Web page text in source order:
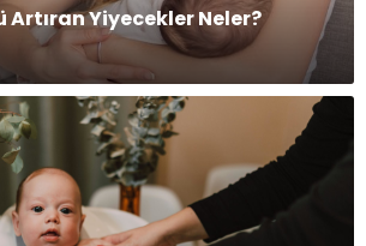
Artıran Yiyecekler Neler?